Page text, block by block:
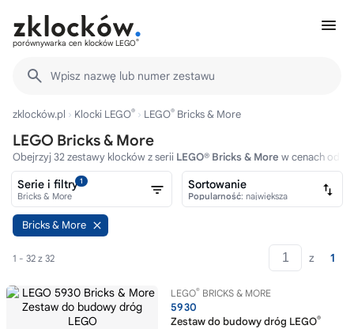
porównywarka cen klocków LEGO®
Wpisz nazwę lub numer zestawu
zklocków.pl Klocki LEGO® LEGO® Bricks & More
LEGO Bricks & More
Obejrzyj 32 zestawy klocków z serii LEGO® Bricks & More w cenach od
Bricks & More
1 - 32 z 32 z 1
LEGO® BRICKS & MORE
5930
Zestaw do budowy dróg LEGO®
Serie i filtry1
Bricks & More
Sortowanie
Popularność: największa